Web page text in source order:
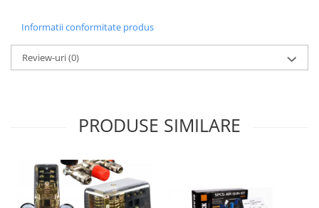
Informatii conformitate produs
Review-uri(0)
PRODUSE SIMILARE